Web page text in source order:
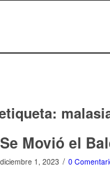
Se Movió el
diciembre 1, 2023 / 0